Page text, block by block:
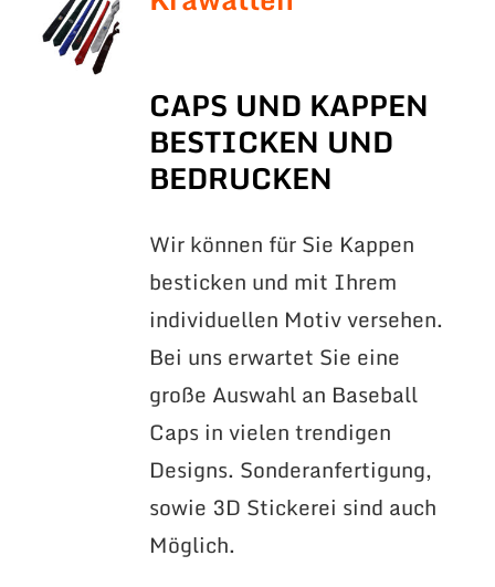
CAPS UND KAPPEN
BESTICKEN UND
BEDRUCKEN
Wir können für Sie Kappen
besticken und mit Ihrem
individuellen Motiv versehen.
Bei uns erwartet Sie eine
große Auswahl an Baseball
Caps in vielen trendigen
Designs. Sonderanfertigung,
sowie 3D Stickerei sind auch
Möglich.